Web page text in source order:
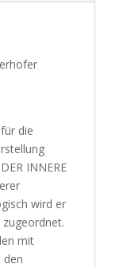
die
INNERE
wird er
mit
den